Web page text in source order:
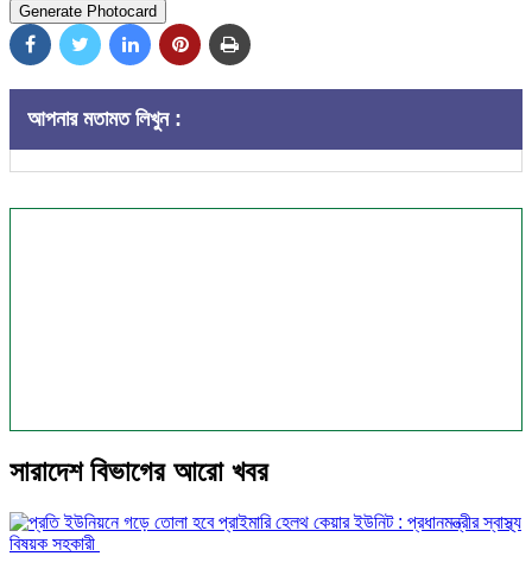
Generate Photocard
আপনার মতামত লিখুন :
সারাদেশ বিভাগের আরো খবর